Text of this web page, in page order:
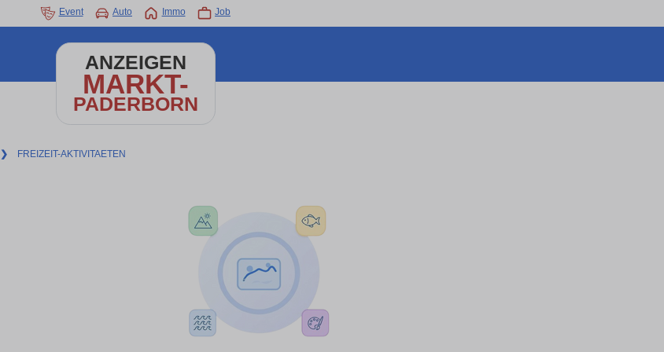
Event Auto Immo Job
ANZEIGEN
MARKT-
PADERBORN
❯ FREIZEIT-AKTIVITAETEN